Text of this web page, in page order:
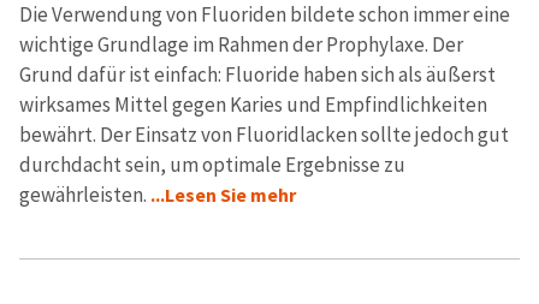
Die Verwendung von Fluoriden bildete schon immer eine
wichtige Grundlage im Rahmen der Prophylaxe. Der
Grund dafür ist einfach: Fluoride haben sich als äußerst
wirksames Mittel gegen Karies und Empfindlichkeiten
bewährt. Der Einsatz von Fluoridlacken sollte jedoch gut
durchdacht sein, um optimale Ergebnisse zu
gewährleisten. ...Lesen Sie mehr